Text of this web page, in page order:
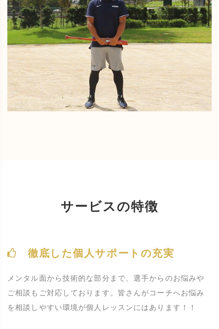
サービスの特徴
徹底した個人サポートの充実
メンタル面から技術的な部分まで、選手からのお悩みや
ご相談もご対応しております。皆さんがコーチへお悩み
を相談しやすい環境が個人レッスンにはあります！！